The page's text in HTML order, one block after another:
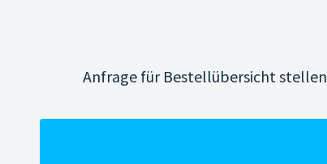
Anfrage für Bestellübersicht stellen